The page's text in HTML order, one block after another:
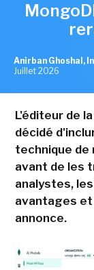
Anirban Ghoshal,
Juillet 2026
L'éditeur de
décidé
technique de
avant de les
analystes,
avantages
annonce.